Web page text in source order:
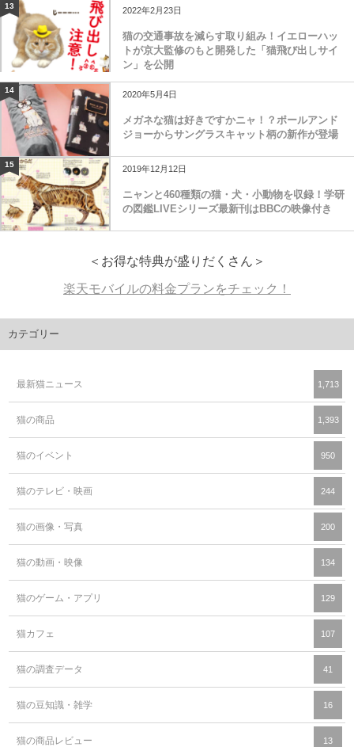
13 2022年2月23日
猫の交通事故を減らす取り組み！イエローハッ
トが京大監修のもと開発した「猫飛び出しサイ
ン」を公開
14 2020年5月4日
メガネな猫は好きですかニャ！？ポールアンド
ジョーからサングラスキャット柄の新作が登場
15 2019年12月12日
ニャンと460種類の猫・犬・小動物を収録！学研
の図鑑LIVEシリーズ最新刊はBBCの映像付き
＜お得な特典が盛りだくさん＞
楽天モバイルの料金プランをチェック！
カテゴリー
最新猫ニュース 1,713
猫の商品 1,393
猫のイベント 950
猫のテレビ・映画 244
猫の画像・写真 200
猫の動画・映像 134
猫のゲーム・アプリ 129
猫カフェ 107
猫の調査データ 41
猫の豆知識・雑学 16
猫の商品レビュー 13